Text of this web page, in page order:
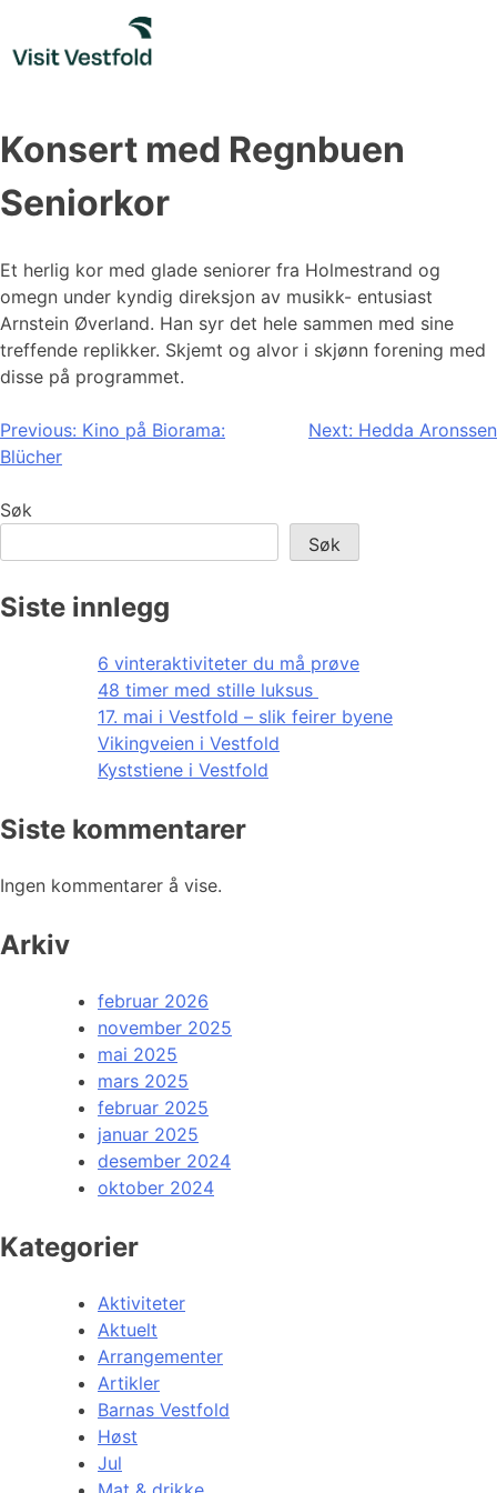
content
Konsert med Regnbuen
Seniorkor
Et herlig kor med glade seniorer fra Holmestrand og
omegn under kyndig direksjon av musikk- entusiast
Arnstein Øverland. Han syr det hele sammen med sine
treffende replikker. Skjemt og alvor i skjønn forening med
disse på programmet.
Innleggsnavigasjon
Previous: Kino på Biorama:
Blücher
Next: Hedda Aronssen
Søk
Søk
Siste innlegg
6 vinteraktiviteter du må prøve
48 timer med stille luksus
17. mai i Vestfold – slik feirer byene
Vikingveien i Vestfold
Kyststiene i Vestfold
Siste kommentarer
Ingen kommentarer å vise.
Arkiv
februar 2026
november 2025
mai 2025
mars 2025
februar 2025
januar 2025
desember 2024
oktober 2024
Kategorier
Aktiviteter
Aktuelt
Arrangementer
Artikler
Barnas Vestfold
Høst
Jul